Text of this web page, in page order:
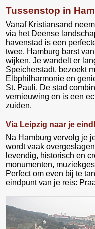
Tussenstop in
Vanaf Kristiansand
via het Deense
havenstad is een
twee. Hamburg barst
wijken. Je wandelt er
Speicherstadt, bezoekt
Elbphilharmonie en
St. Pauli. De stad
vernieuwing en is een
zuiden.
Via Leipzig naar je
Na Hamburg vervolg je
wordt vaak
levendig, historisch en
monumenten,
Perfect om even bij te
eindpunt van je reis: